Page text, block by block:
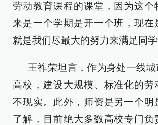
劳动教育课程的课堂，因为这个
来是一个学期是开一个班，现在
就是我们尽最大的努力来满足同学
王祚荣坦言，作为身处一线
高校，建设大规模、标准化的劳
不现实。此外，师资是另一个明
了解，目前绝大多数高校专门负